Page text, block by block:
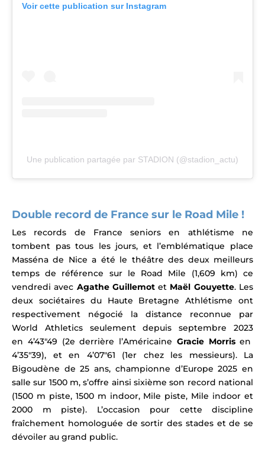
Voir cette publication sur Instagram
Une publication partagée par STADION (@stadion_actu)
Double record de France sur le Road Mile !
Les records de France seniors en athlétisme ne
tombent pas tous les jours, et l’emblématique place
Masséna de Nice a été le théâtre des deux meilleurs
temps de référence sur le Road Mile (1,609 km) ce
vendredi avec Agathe Guillemotet Maël Gouyette. Les
deux sociétaires du Haute Bretagne Athlétisme ont
respectivement négocié la distance reconnue par
World Athleticsseulement depuis septembre 2023
en 4’43″49 (2e derrière l’Américaine Gracie Morrisen
4’35″39), et en 4’07″61 (1er chez les messieurs). La
Bigoudène de 25 ans, championne d’Europe 2025 en
salle sur 1500 m, s’offre ainsi sixième son record national
(1500 m piste, 1500 m indoor, Mile piste, Mile indoor et
2000 m piste). L’occasion pour cette discipline
fraîchement homologuée de sortir des stades et de se
dévoiler au grand public.